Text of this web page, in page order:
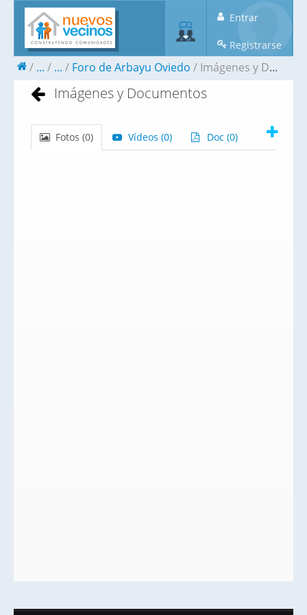
Entrar
Registrarse
... ... Foro de Arbayu Oviedo Imágenes y Documentos
Imágenes y Documentos
Fotos (0) Vídeos (0) Doc (0)